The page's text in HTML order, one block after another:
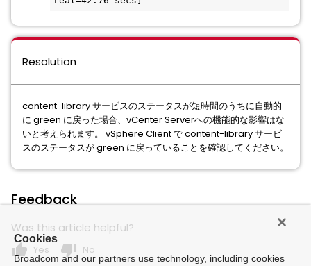
Resolution
content-library サービスのステータスが短時間のうちに自動的
に green に戻った場合、vCenter Serverへの機能的な影響はな
いと考えられます。 vSphere Client で content-library サービ
スのステータスが green に戻っていることを確認してください。
Feedback
Was this article helpful?
thumb_up Yes thumb_down No
Cookies
Broadcom and our partners use technology, including cookies